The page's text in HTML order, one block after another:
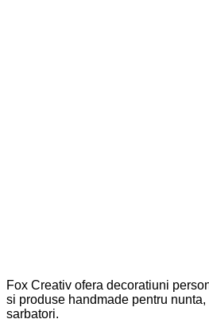
Fox Creativ ofera decoratiuni
si produse handmade pentru
sarbatori.